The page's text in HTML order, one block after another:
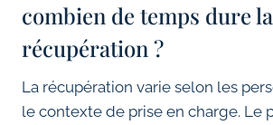
combien de temps dure la
récupération ?
La récupération varie selon les
le contexte de prise en charge. Le